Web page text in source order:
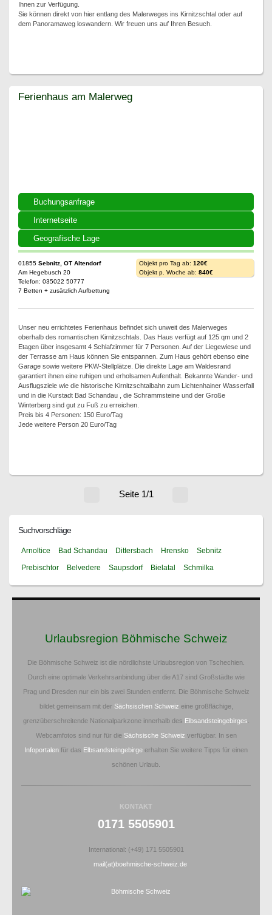
Ihnen zur Verfügung.
Sie können direkt von hier entlang des Malerweges ins Kirnitzschtal oder auf
dem Panoramaweg loswandern. Wir freuen uns auf Ihren Besuch.
Ferienhaus am Malerweg
Buchungsanfrage
Internetseite
Geografische Lage
Ferienhaus am Malerweg
01855 Sebnitz, OT Altendorf
Am Hegebusch 20
Telefon: 035022 50777
7 Betten + zusätzlich Aufbettung
Objekt pro Tag ab: 120€
Objekt p. Woche ab: 840€
Unser neu errichtetes Ferienhaus befindet sich unweit des Malerweges
oberhalb des romantischen Kirnitzschtals. Das Haus verfügt auf 125 qm und 2
Etagen über insgesamt 4 Schlafzimmer für 7 Personen. Auf der Liegewiese und
der Terrasse am Haus können Sie entspannen. Zum Haus gehört ebenso eine
Garage sowie weitere PKW-Stellplätze. Die direkte Lage am Waldesrand
garantiert ihnen eine ruhigen und erholsamen Aufenthalt. Bekannte Wander- und
Ausflugsziele wie die historische Kirnitzschtalbahn zum Lichtenhainer Wasserfall
und in die Kurstadt Bad Schandau , die Schrammsteine und der Große
Winterberg sind gut zu Fuß zu erreichen.
Preis bis 4 Personen: 150 Euro/Tag
Jede weitere Person 20 Euro/Tag
Seite 1/1
Suchvorschläge
Arnoltice Bad Schandau Dittersbach Hrensko
Sebnitz
Prebischtor
Belvedere Saupsdorf Bielatal Schmilka
Urlaubsregion Böhmische Schweiz
Die Böhmische Schweiz ist die nördlichste Urlaubsregion von Tschechien.
Durch eine optimale Verkehrsanbindung über die A17 sind Großstädte wie
Prag und Dresden nur ein bis zwei Stunden entfernt. Die Böhmische Schweiz
bildet gemeinsam mit der Sächsischen Schweiz eine großflächige,
grenzüberschreitende Nationalparkzone innerhalb des Elbsandsteingebirges
Webcamfotos sind nur für die Sächsische Schweiz verfügbar. In sen
Infoportalen für das Elbsandsteingebirge erhalten Sie weitere Tipps für einen
schönen Urlaub.
KONTAKT
0171 5505901
International: (+49) 171 5505901
mail(at)boehmische-schweiz.de